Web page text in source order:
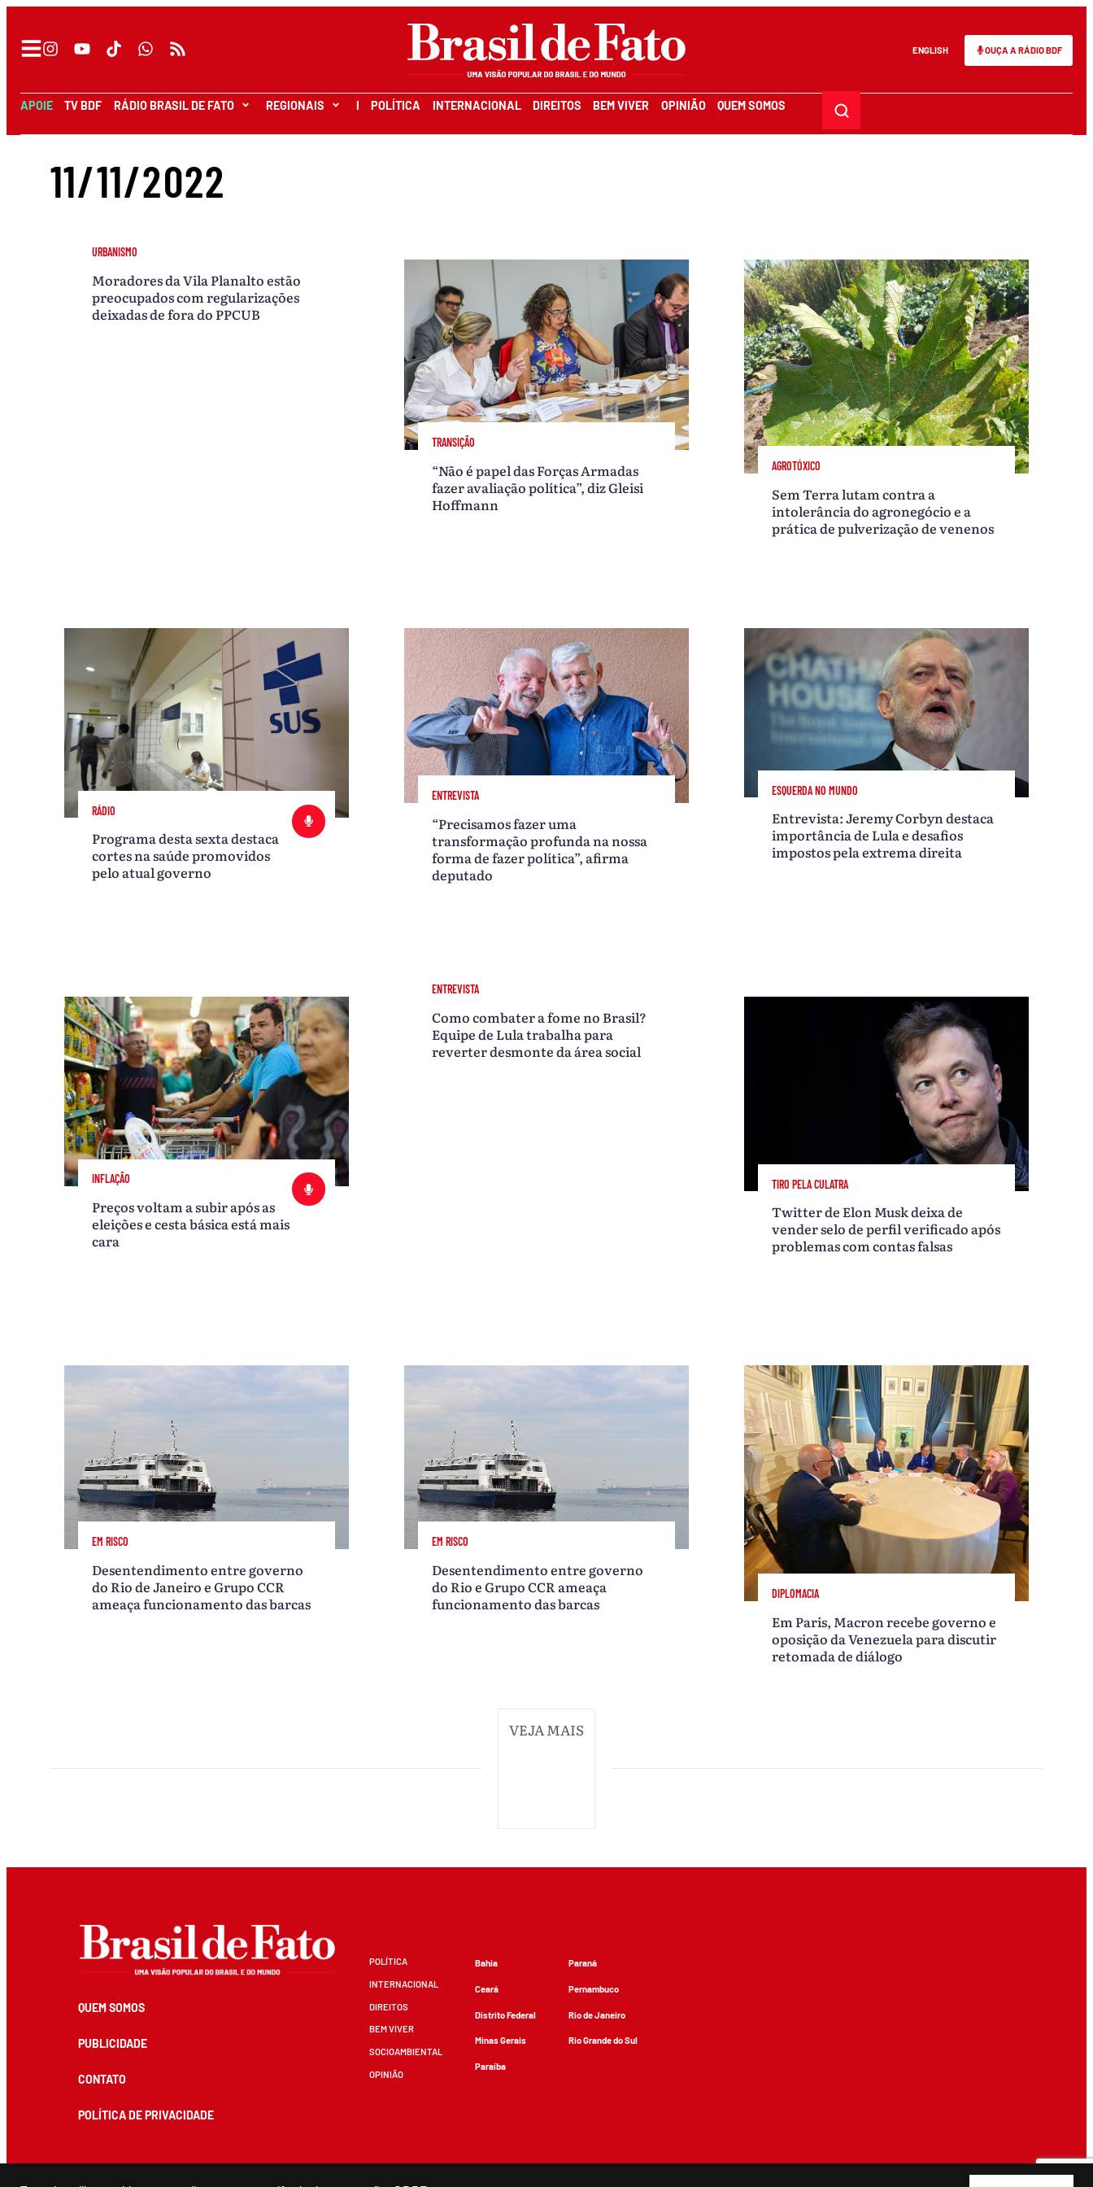
ENGLISH OUÇA A RÁDIO BDF
APOIE TV BDF RÁDIO BRASIL DE FATO REGIONAIS I POLÍTICA INTERNACIONAL DIREITOS BEM VIVER OPINIÃO QUEM SOMOS
11/11/2022
URBANISMO
Moradores da Vila Planalto estão
preocupados com regularizações
deixadas de fora do PPCUB
TRANSIÇÃO
“Não é papel das Forças Armadas
fazer avaliação política”, diz Gleisi
Hoffmann
AGROTÓXICO
Sem Terra lutam contra a
intolerância do agronegócio e a
prática de pulverização de venenos
RÁDIO
Programa desta sexta destaca
cortes na saúde promovidos
pelo atual governo
ENTREVISTA
“Precisamos fazer uma
transformação profunda na nossa
forma de fazer política”, afirma
deputado
ESQUERDA NO MUNDO
Entrevista: Jeremy Corbyn destaca
importância de Lula e desafios
impostos pela extrema direita
INFLAÇÃO
Preços voltam a subir após as
eleições e cesta básica está mais
cara
ENTREVISTA
Como combater a fome no Brasil?
Equipe de Lula trabalha para
reverter desmonte da área social
TIRO PELA CULATRA
Twitter de Elon Musk deixa de
vender selo de perfil verificado após
problemas com contas falsas
EM RISCO
Desentendimento entre governo
do Rio de Janeiro e Grupo CCR
ameaça funcionamento das barcas
EM RISCO
Desentendimento entre governo
do Rio e Grupo CCR ameaça
funcionamento das barcas
DIPLOMACIA
Em Paris, Macron recebe governo e
oposição da Venezuela para discutir
retomada de diálogo
VEJA MAIS
QUEM SOMOS
PUBLICIDADE
CONTATO
POLÍTICA DE PRIVACIDADE
POLÍTICA
INTERNACIONAL
DIREITOS
BEM VIVER
SOCIOAMBIENTAL
OPINIÃO
Bahia
Ceará
Distrito Federal
Minas Gerais
Paraíba
Paraná
Pernambuco
Rio de Janeiro
Rio Grande do Sul